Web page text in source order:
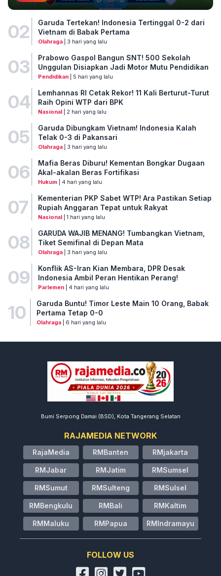
02
Garuda Tertekan! Indonesia Tertinggal 0-2 dari
Vietnam di Babak Pertama
Olahraga| 3 hari yang lalu
03
Prabowo Gaspol Bangun SNT! 500 Sekolah
Unggulan Disiapkan Jadi Motor Mutu Pendidikan
Pendidikan| 5 hari yang lalu
04
Lemhannas RI Cetak Rekor! 11 Kali Berturut-Turut
Raih Opini WTP dari BPK
Nasional| 2 hari yang lalu
05
Garuda Dibungkam Vietnam! Indonesia Kalah
Telak 0-3 di Pakansari
Olahraga| 3 hari yang lalu
06
Mafia Beras Diburu! Kementan Bongkar Dugaan
Akal-akalan Beras Fortifikasi
Hukum| 4 hari yang lalu
07
Kementerian PKP Sabet WTP! Ara Pastikan Setiap
Rupiah Anggaran Tepat untuk Rakyat
Nasional| 1 hari yang lalu
08
GARUDA WAJIB MENANG! Tumbangkan Vietnam,
Tiket Semifinal di Depan Mata
Olahraga| 3 hari yang lalu
09
Konflik AS-Iran Kian Membara, DPR Desak
Indonesia Ambil Peran Hentikan Perang!
Parlemen| 4 hari yang lalu
10
Garuda Buntu! Timor Leste Main 10 Orang, Babak
Pertama Tetap 0-0
Olahraga| 6 hari yang lalu
Bumi Serpong Damai (BSD), Kota Tangerang Selatan
RAJAMEDIA NETWORK
RajaMedia RMBanten RMjakarta
RMJabar RMJatim RMSumsel
RMSumut RMSulteng RMSulsel
RMBengkulu RMBali RMKaltim
RMMaluku RMPapua RMIndramayu
FOLLOW US